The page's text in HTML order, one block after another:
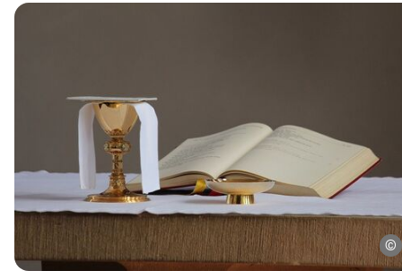
Personen
Kontakt